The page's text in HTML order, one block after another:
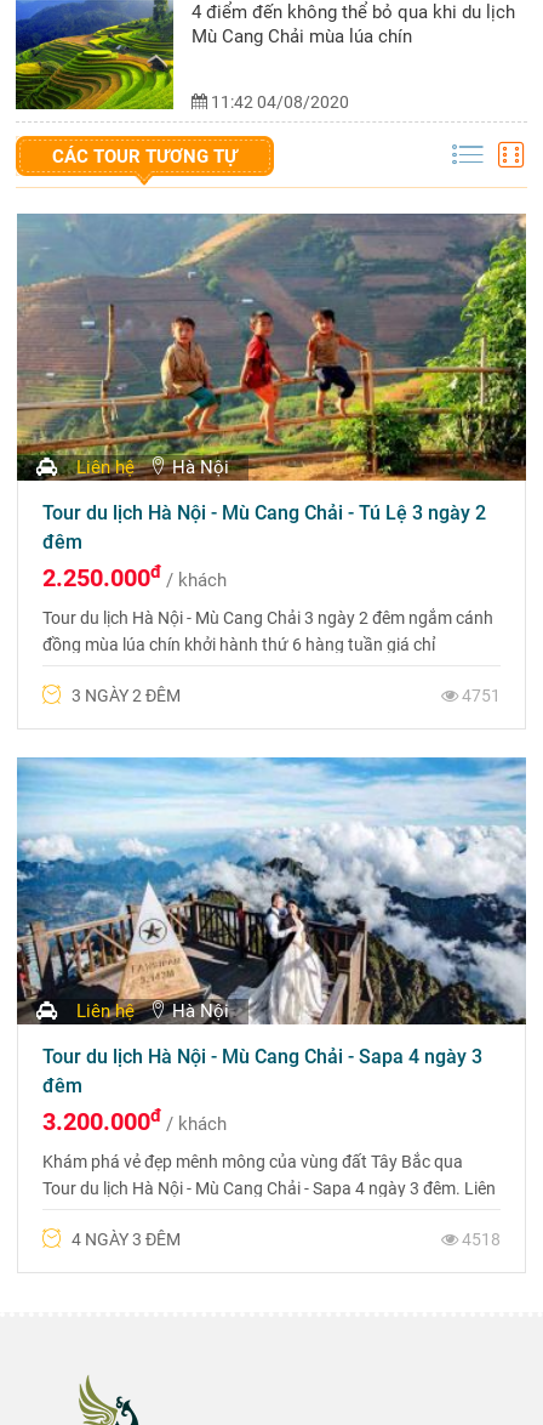
4 điểm đến không thể bỏ qua khi du lịch
Mù Cang Chải mùa lúa chín
11:42 04/08/2020
CÁC TOUR TƯƠNG TỰ
Liên hệ Hà Nội
Tour du lịch Hà Nội - Mù Cang Chải - Tú Lệ 3 ngày 2
đêm
2.250.000đ / khách
Tour du lịch Hà Nội - Mù Cang Chải 3 ngày 2 đêm ngắm cánh
đồng mùa lúa chín khởi hành thứ 6 hàng tuần giá chỉ
và nhận ngay ưu đãi từ Du lịch Phượng Hoàng
3 NGÀY 2 ĐÊM 4751
Liên hệ Hà Nội
Tour du lịch Hà Nội - Mù Cang Chải - Sapa 4 ngày 3
đêm
3.200.000đ / khách
Khám phá vẻ đẹp mênh mông của vùng đất Tây Bắc qua
Tour du lịch Hà Nội - Mù Cang Chải - Sapa 4 ngày 3 đêm. Liên
4 NGÀY 3 ĐÊM
4518